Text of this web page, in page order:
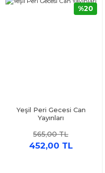
Yeşil Peri Gecesi Can
Yayınları
565,00 TL
452,00 TL
%20